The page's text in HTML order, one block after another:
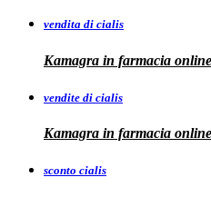
vendita di cialis
Kamagra in farmacia online
vendite di cialis
Kamagra in farmacia online
sconto cialis